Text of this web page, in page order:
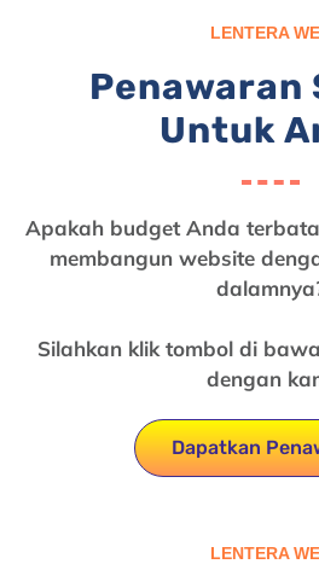
LENTERA
Penawaran
Untuk
Apakah budget Anda
membangun website
Silahkan klik tombol di
dengan
Dapatkan
LENTERA